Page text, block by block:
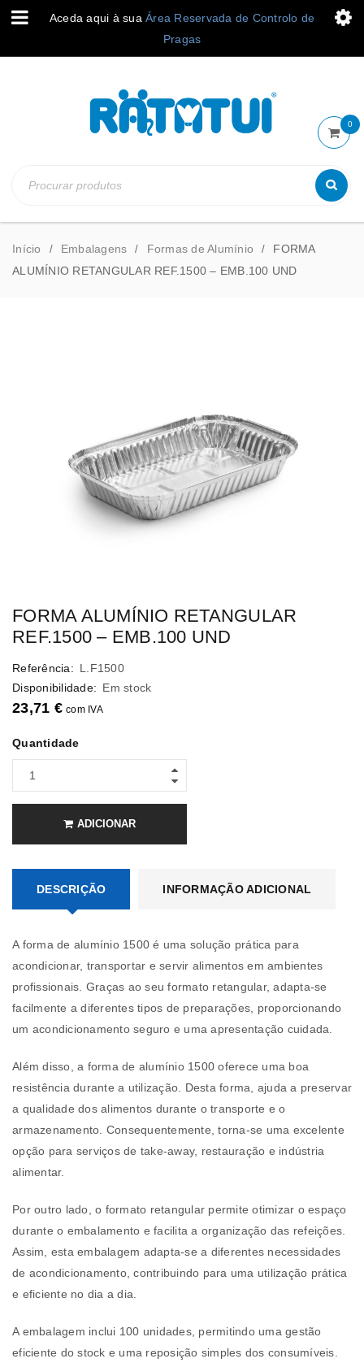
Aceda aqui à sua Área Reservada de Controlo de
Pragas
0
Início / Embalagens / Formas de Alumínio /
FORMA
ALUMÍNIO RETANGULAR REF.1500 – EMB.100 UND
FORMA ALUMÍNIO RETANGULAR
REF.1500 – EMB.100 UND
Referência: L.F1500
Disponibilidade: Em stock
23,71 € com IVA
Quantidade
ADICIONAR
DESCRIÇÃO INFORMAÇÃO ADICIONAL
A forma de alumínio 1500 é uma solução prática para
acondicionar, transportar e servir alimentos em ambientes
profissionais. Graças ao seu formato retangular, adapta-se
facilmente a diferentes tipos de preparações, proporcionando
um acondicionamento seguro e uma apresentação cuidada.
Além disso, a forma de alumínio 1500 oferece uma boa
resistência durante a utilização. Desta forma, ajuda a preservar
a qualidade dos alimentos durante o transporte e o
armazenamento. Consequentemente, torna-se uma excelente
opção para serviços de take-away, restauração e indústria
alimentar.
Por outro lado, o formato retangular permite otimizar o espaço
durante o embalamento e facilita a organização das refeições.
Assim, esta embalagem adapta-se a diferentes necessidades
de acondicionamento, contribuindo para uma utilização prática
e eficiente no dia a dia.
A embalagem inclui 100 unidades, permitindo uma gestão
eficiente do stock e uma reposição simples dos consumíveis.